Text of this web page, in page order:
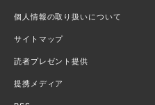
個人情報の取り扱いについて
サイトマップ
読者プレゼント提供
提携メディア